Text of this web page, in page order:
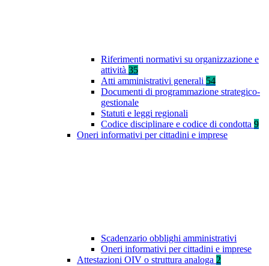
Riferimenti normativi su organizzazione e
attività 35
Atti amministrativi generali 54
Documenti di programmazione strategico-
gestionale
Statuti e leggi regionali
Codice disciplinare e codice di condotta 9
Oneri informativi per cittadini e imprese
Scadenzario obblighi amministrativi
Oneri informativi per cittadini e imprese
Attestazioni OIV o struttura analoga 2